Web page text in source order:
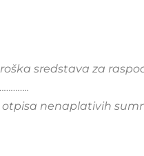
sredstava za
nenaplativih